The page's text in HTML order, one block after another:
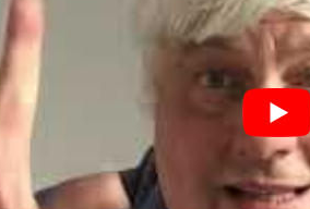
umfassende, facheinschlägige
können Sie den Antrag stellen,
facheinschlägige Berufspraxis
Schulabschluss
, der einem
, durchschnittlich mindestens 20
absolviert haben. Unter
Abschluss entspricht.